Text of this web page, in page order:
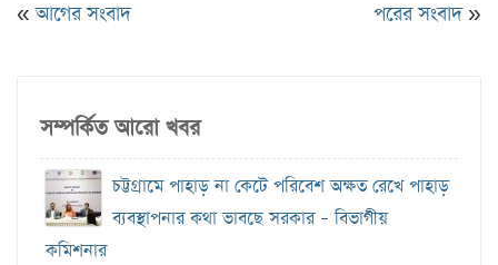
«আগের সংবাদ পরের সংবাদ»
সম্পর্কিত আরো খবর
চট্টগ্রামে পাহাড় না কেটে পরিবেশ অক্ষত রেখে পাহাড়
ব্যবস্থাপনার কথা ভাবছে সরকার – বিভাগীয়
কমিশনার